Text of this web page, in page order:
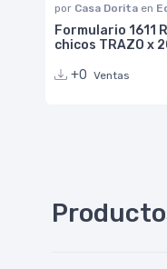
por Casa Dorita en
Formulario 1611
chicos TRAZO x
+0 Ventas